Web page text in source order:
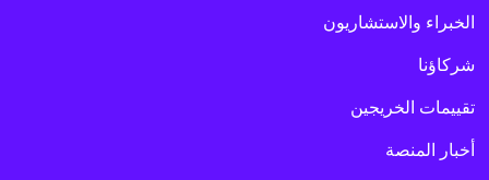
الخبراء والاستشاريون
شركاؤنا
تقييمات الخريجين
أخبار المنصة